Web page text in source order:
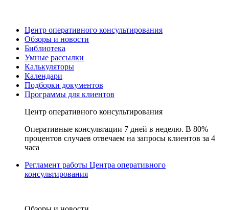
Центр оперативного консультирования
Обзоры и новости
Библиотека
Умные рассылки
Калькуляторы
Календари
Подборки документов
Программы для клиентов
Центр оперативного консультирования
Оперативные консультации 7 дней в неделю. В 80%
процентов случаев отвечаем на запросы клиентов за 4
часа
Регламент работы Центра оперативного
консультирования